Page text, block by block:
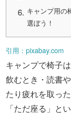
キャンプ用の
選ぼう！
引用：pixabay.com
キャンプで椅子
飲むとき・読書
たり疲れを取っ
「ただ座る」と